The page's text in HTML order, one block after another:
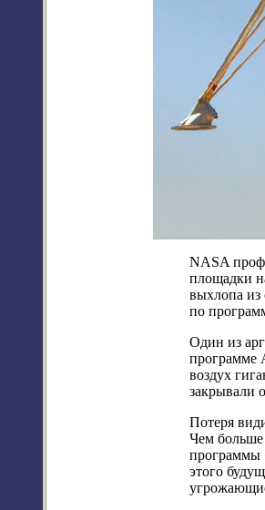
NASA
площадки
выхлопа из
по
Один из
программе
воздух
закрывали
Потеря
Чем больше
программы
этого